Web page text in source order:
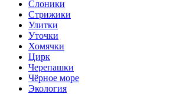
Слоники
Стрижики
Улитки
Уточки
Хомячки
Цирк
Черепашки
Чёрное море
Экология